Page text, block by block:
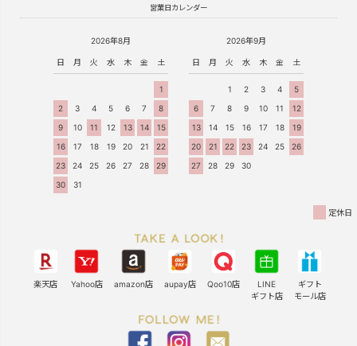
営業日カレンダー
2026年8月
日 月 火 水 木 金 土
1
2
3 4 5 6 7
8
9
10 11 12 13 14
15
16
17 18 19 20 21
22
23
24 25 26 27 28
29
30
31
2026年9月
日 月 火 水 木 金 土
1 2 3 4
5
6
7 8 9 10 11
12
13
14 15 16 17 18
19
20
21 22 23 24 25
26
27
28 29 30
定休日
楽天店 Yahoo店 amazon店 aupay店 Qoo10店
LINE
ギフト店
ギフト
モール店